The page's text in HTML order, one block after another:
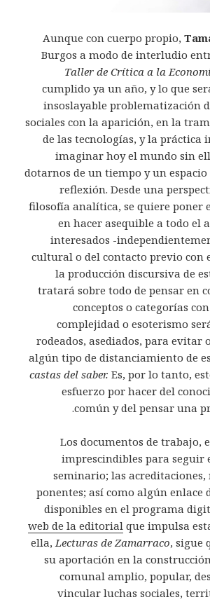
Aunque con cuerpo propio,
Burgos a modo de interludio
Taller de Crítica a la
cumplido ya un año, y lo que
insoslayable problematización
sociales con la aparición, en la
de las tecnologías, y la práctica
imaginar hoy el mundo sin
dotarnos de un tiempo y un
reflexión. Desde una
filosofía analítica, se quiere poner
en hacer asequible a todo el
interesados -
cultural o del contacto previo con
la producción discursiva de
tratará sobre todo de pensar en
conceptos o categorías
complejidad o esoterismo
rodeados, asediados, para evitar
algún tipo de distanciamiento de
castas del saber. Es, por lo tanto,
esfuerzo por hacer del
común y del pensar una
Los documentos de trabajo,
imprescindibles para seguir
seminario; las acreditaciones,
ponentes; así como algún enlace
disponibles en el programa
web de la editorial que impulsa
ella, Lecturas de Zamarraco, sigue
su aportación en la
comunal amplio, popular,
vincular luchas sociales,